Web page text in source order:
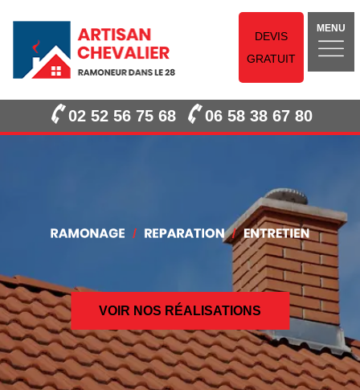
DEVIS
GRATUIT
MENU
02 52 56 75 68 06 58 38 67 80
VOIR NOS RÉALISATIONS